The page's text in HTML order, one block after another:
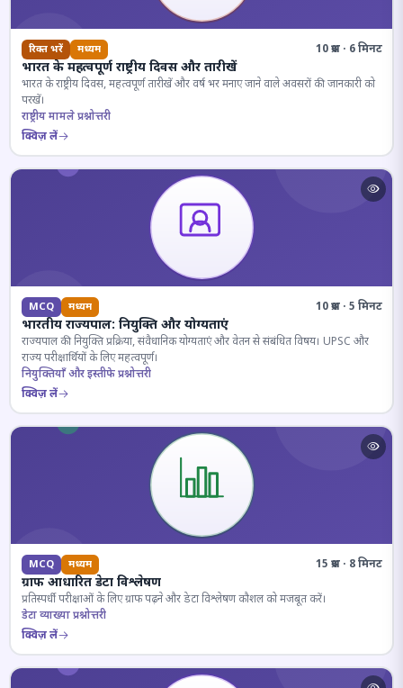
रिक्त भरें मध्यम 10 प्रश्न · 6 मिनट
भारत के महत्वपूर्ण राष्ट्रीय दिवस और तारीखें
भारत के राष्ट्रीय दिवस, महत्वपूर्ण तारीखें और वर्ष भर मनाए जाने वाले अवसरों की जानकारी को
परखें।
राष्ट्रीय मामले प्रश्नोत्तरी
क्विज़ लें
MCQ मध्यम 10 प्रश्न · 5 मिनट
भारतीय राज्यपाल: नियुक्ति और योग्यताएं
राज्यपाल की नियुक्ति प्रक्रिया, संवैधानिक योग्यताएं और वेतन से संबंधित विषय। UPSC और
राज्य परीक्षार्थियों के लिए महत्वपूर्ण।
नियुक्तियाँ और इस्तीफे प्रश्नोत्तरी
क्विज़ लें
MCQ मध्यम 15 प्रश्न · 8 मिनट
ग्राफ आधारित डेटा विश्लेषण
प्रतिस्पर्धी परीक्षाओं के लिए ग्राफ पढ़ने और डेटा विश्लेषण कौशल को मजबूत करें।
डेटा व्याख्या प्रश्नोत्तरी
क्विज़ लें